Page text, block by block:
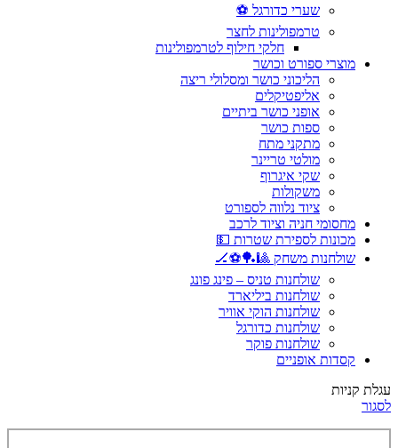
שערי כדורגל ⚽
טרמפולינות לחצר
חלקי חילוף לטרמפולינות
מוצרי ספורט וכושר
הליכוני כושר ומסלולי ריצה
אליפטיקלים
אופני כושר ביתיים
ספות כושר
מתקני מתח
מולטי טריינר
שקי איגרוף
משקולות
ציוד נלווה לספורט
מחסומי חניה וציוד לרכב
מכונות לספירת שטרות 💵
שולחנות משחק 🎱🏓⚽🏒
שולחנות טניס – פינג פונג
שולחנות ביליארד
שולחנות הוקי אוויר
שולחנות כדורגל
שולחנות פוקר
קסדות אופניים
עגלת קניות
לסגור